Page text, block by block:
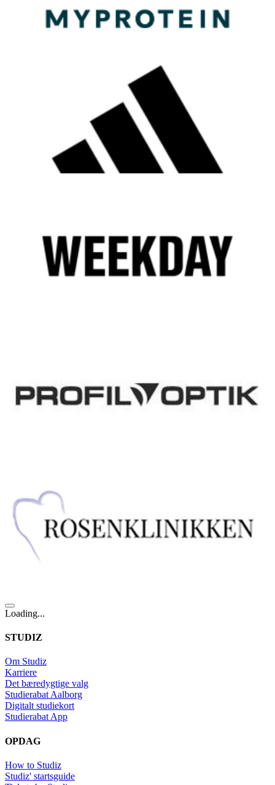
Loading...
STUDIZ
Om Studiz
Karriere
Det bæredygtige valg
Studierabat Aalborg
Digitalt studiekort
Studierabat App
OPDAG
How to Studiz
Studiz' startsguide